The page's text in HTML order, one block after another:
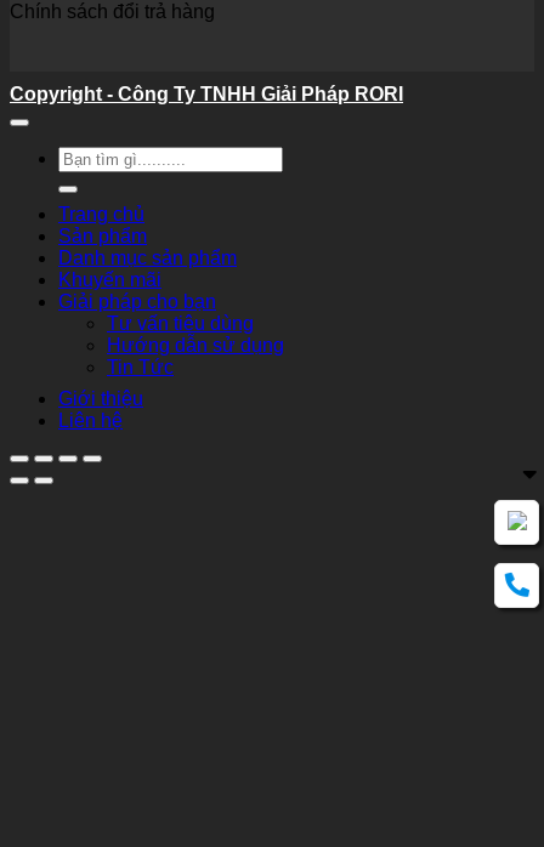
Chính sách đổi trả hàng
Copyright - Công Ty TNHH Giải Pháp RORI
Tìm
kiếm:
Trang chủ
Sản phẩm
Danh mục sản phẩm
Khuyến mãi
Giải pháp cho bạn
Tư vấn tiêu dùng
Hướng dẫn sử dụng
Tin Tức
Giới thiệu
Liên hệ